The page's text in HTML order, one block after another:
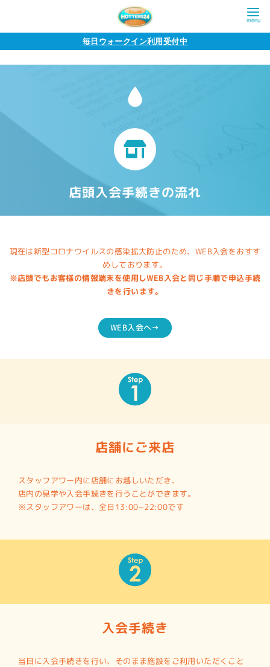
毎日ウォークイン利用受付中
店頭入会手続きの流れ
現在は新型コロナウイルスの感染拡大防止のため、WEB入会をおすす
めしております。
※店頭でもお客様の情報端末を使用しWEB入会と同じ手順で申込手続
きを行います。
WEB入会へ→
店舗にご来店
スタッフアワー内に店舗にお越しいただき、
店内の見学や入会手続きを行うことができます。
※スタッフアワーは、全日13:00~22:00です
入会手続き
当日に入会手続きを行い、そのまま施設をご利用いただくこと